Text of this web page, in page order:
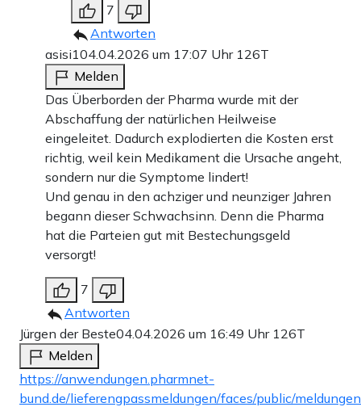
7
Antworten
asisi104.04.2026 um 17:07 Uhr 126T
Melden
Das Überborden der Pharma wurde mit der
Abschaffung der natürlichen Heilweise
eingeleitet. Dadurch explodierten die Kosten erst
richtig, weil kein Medikament die Ursache angeht,
sondern nur die Symptome lindert!
Und genau in den achziger und neunziger Jahren
begann dieser Schwachsinn. Denn die Pharma
hat die Parteien gut mit Bestechungsgeld
versorgt!
7
Antworten
Jürgen der Beste04.04.2026 um 16:49 Uhr 126T
Melden
https://anwendungen.pharmnet-
bund.de/lieferengpassmeldungen/faces/public/